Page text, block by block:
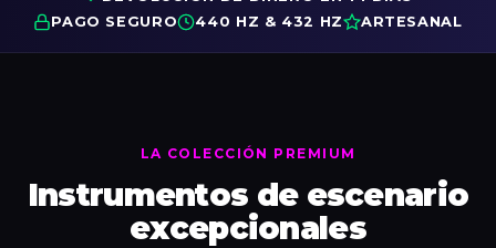
PAGO SEGURO
440 HZ & 432 HZ ARTESANAL
LA COLECCIÓN PREMIUM
Instrumentos de escenario
excepcionales